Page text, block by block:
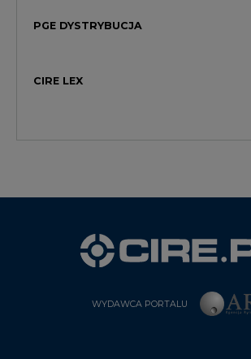
PGE DYSTRYBUCJA
CIRE LEX
WYDAWCA PORTALU